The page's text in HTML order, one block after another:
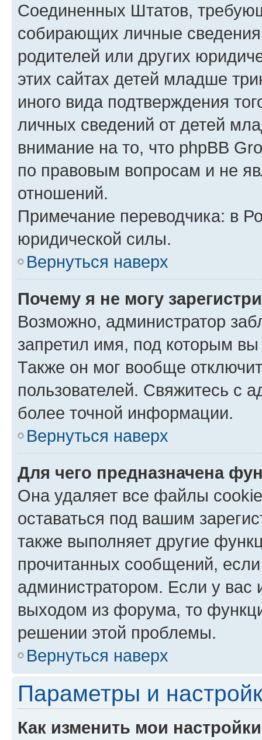
Соединенных Штатов,
собирающих личные
родителей или других
этих сайтах детей младше
иного вида подтверждения
личных сведений от детей
внимание на то, что phpBB
по правовым вопросам и не
отношений.
Примечание переводчика: в
юридической силы.
Вернуться наверх
Почему я не могу
Возможно, администратор
запретил имя, под которым вы
Также он мог вообще
пользователей. Свяжитесь с
более точной информации.
Вернуться наверх
Для чего предназначена
Она удаляет все файлы
оставаться под вашим
также выполняет другие
прочитанных сообщений,
администратором. Если у
выходом из форума, то
решении этой проблемы.
Вернуться наверх
Параметры и
Как изменить мои